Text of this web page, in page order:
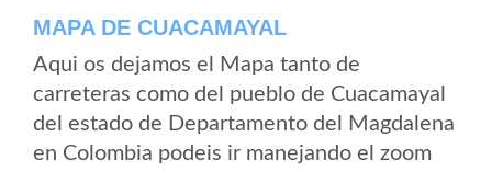
MAPA DE CUACAMAYAL
Aqui os dejamos el Mapa tanto de
carreteras como del pueblo de Cuacamayal
del estado de Departamento del Magdalena
en Colombia podeis ir manejando el zoom